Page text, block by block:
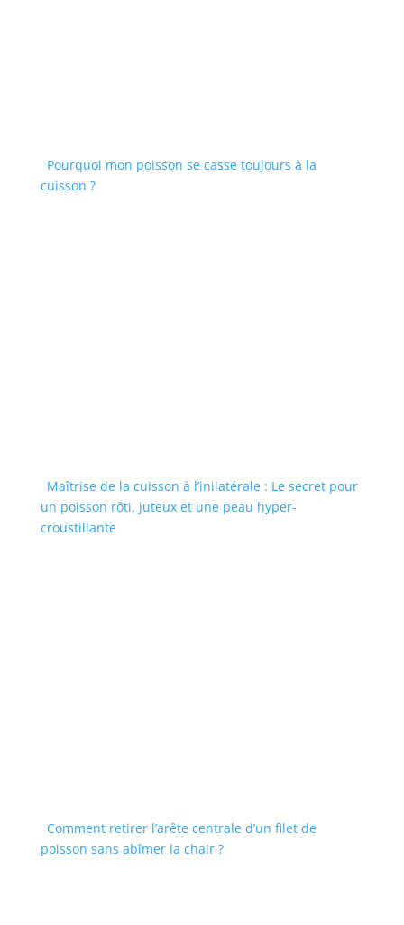
Pourquoi mon poisson se casse toujours à la
cuisson ?
Maîtrise de la cuisson à l’inilatérale : Le secret pour
un poisson rôti, juteux et une peau hyper-
croustillante
Comment retirer l’arête centrale d’un filet de
poisson sans abîmer la chair ?